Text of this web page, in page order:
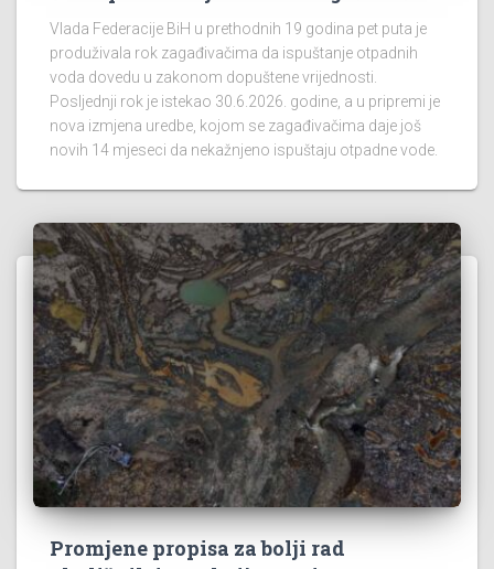
Vlada Federacije BiH u prethodnih 19 godina pet puta je
produživala rok zagađivačima da ispuštanje otpadnih
voda dovedu u zakonom dopuštene vrijednosti.
Posljednji rok je istekao 30.6.2026. godine, a u pripremi je
nova izmjena uredbe, kojom se zagađivačima daje još
novih 14 mjeseci da nekažnjeno ispuštaju otpadne vode.
Promjene propisa za bolji rad